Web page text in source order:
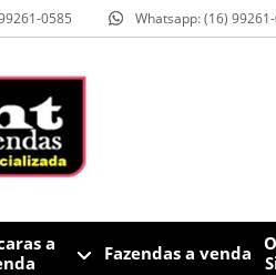
0585 Whatsapp: (16)
a
Fazendas a venda